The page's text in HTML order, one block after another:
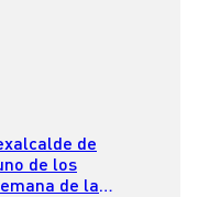
de
de los
de la